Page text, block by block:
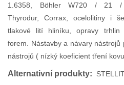
1.6358, Böhler W720 / 21
Thyrodur, Corrax, ocelolitiny i
tlakové lití hliníku, opravy trhlin
forem. Nástavby a návary
nástrojů ( nízký koeficient tření
Alternativní produkty: